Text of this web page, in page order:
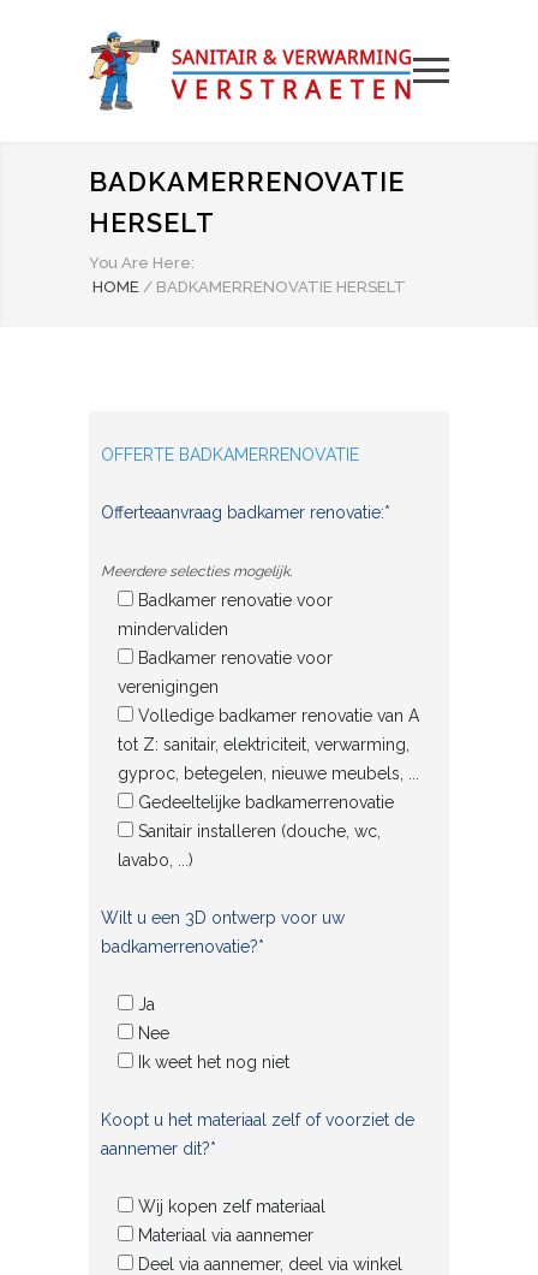
BADKAMERRENOVATIE
HERSELT
You Are Here:
HOME / BADKAMERRENOVATIE HERSELT
OFFERTE BADKAMERRENOVATIE
Offerteaanvraag badkamer renovatie:*
Meerdere selecties mogelijk.
Badkamer renovatie voor
mindervaliden
Badkamer renovatie voor
verenigingen
Volledige badkamer renovatie van A
tot Z: sanitair, elektriciteit, verwarming,
gyproc, betegelen, nieuwe meubels, ...
Gedeeltelijke badkamerrenovatie
Sanitair installeren (douche, wc,
lavabo, ...)
Wilt u een 3D ontwerp voor uw
badkamerrenovatie?*
Ja
Nee
Ik weet het nog niet
Koopt u het materiaal zelf of voorziet de
aannemer dit?*
Wij kopen zelf materiaal
Materiaal via aannemer
Deel via aannemer, deel via winkel